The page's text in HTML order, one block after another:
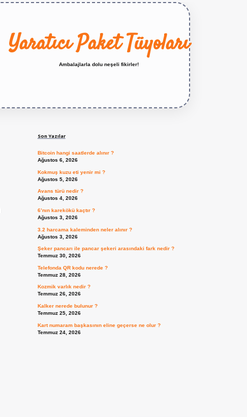
Yaratıcı Paket Tüyoları
Ambalajlarla dolu neşeli fikirler!
Son Yazılar
Bitcoin hangi saatlerde alınır ?
Ağustos 6, 2026
Kokmuş kuzu eti yenir mi ?
Ağustos 5, 2026
Avans türü nedir ?
Ağustos 4, 2026
6’nın karekökü kaçtır ?
Ağustos 3, 2026
3.2 harcama kaleminden neler alınır ?
Ağustos 3, 2026
Şeker pancarı ile pancar şekeri arasındaki fark nedir ?
Temmuz 30, 2026
Telefonda QR kodu nerede ?
Temmuz 28, 2026
Kozmik varlık nedir ?
Temmuz 26, 2026
Kalker nerede bulunur ?
Temmuz 25, 2026
Kart numaram başkasının eline geçerse ne olur ?
Temmuz 24, 2026